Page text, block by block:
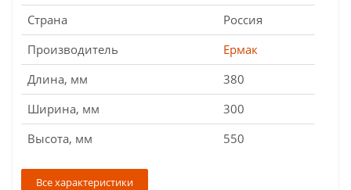
Страна
Россия
Производитель
Ермак
Длина, мм
380
Ширина, мм
300
Высота, мм
550
Все характеристики